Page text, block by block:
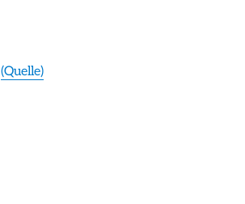
(Quelle)